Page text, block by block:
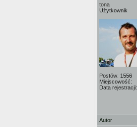
tona
Użytkownik
Postów: 1556
Miejscowość:
Data rejestracji:
Autor